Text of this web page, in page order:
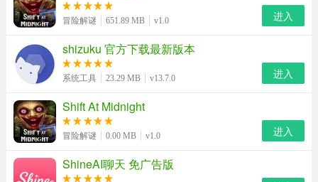
冒险解谜 651.89 MB v1.0 进入
shizuku 官方下载最新版本
系统工具 23.29 MB v13.7.0 进入
Shift At Midnight
冒险解谜 0.00 MB v1.0 进入
ShineAI聊天 免广告版